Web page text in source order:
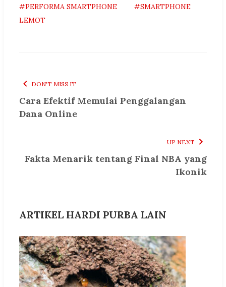
#PERFORMA SMARTPHONE
#SMARTPHONE
LEMOT
DON'T MISS IT
Cara Efektif Memulai Penggalangan
Dana Online
UP NEXT
Fakta Menarik tentang Final NBA yang
Ikonik
ARTIKEL HARDI PURBA LAIN